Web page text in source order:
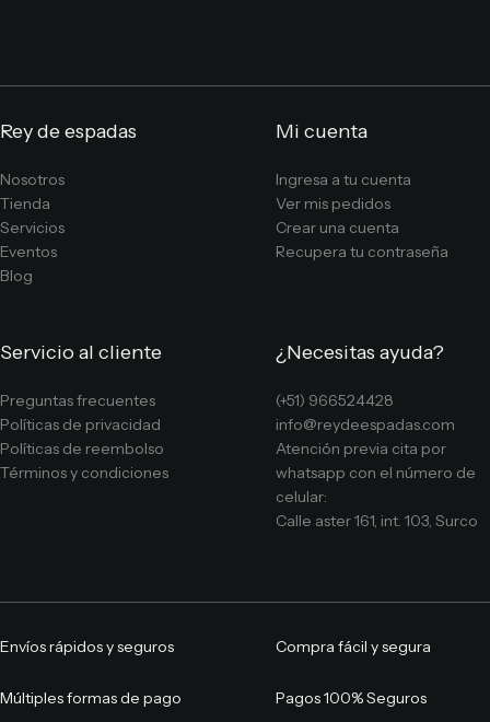
Rey de espadas
Nosotros
Tienda
Servicios
Eventos
Blog
Mi cuenta
Ingresa a tu cuenta
Ver mis pedidos
Crear una cuenta
Recupera tu contraseña
Servicio al cliente
Preguntas frecuentes
Políticas de privacidad
Políticas de reembolso
Términos y condiciones
¿Necesitas ayuda?
(+51) 966524428
info@reydeespadas.com
Atención previa cita por
whatsapp con el número de
celular:
Calle aster 161, int. 103, Surco
Envíos rápidos y seguros Compra fácil y segura
Múltiples formas de pago Pagos 100% Seguros